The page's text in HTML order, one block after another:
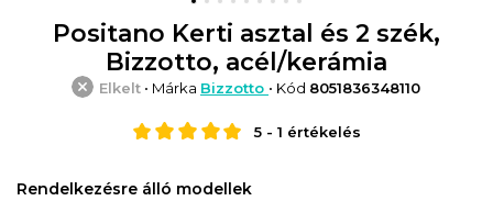
Positano Kerti asztal és 2 szék,
Bizzotto, acél/kerámia
Elkelt • Márka Bizzotto • Kód 8051836348110
5- 1 értékelés
Rendelkezésre álló modellek